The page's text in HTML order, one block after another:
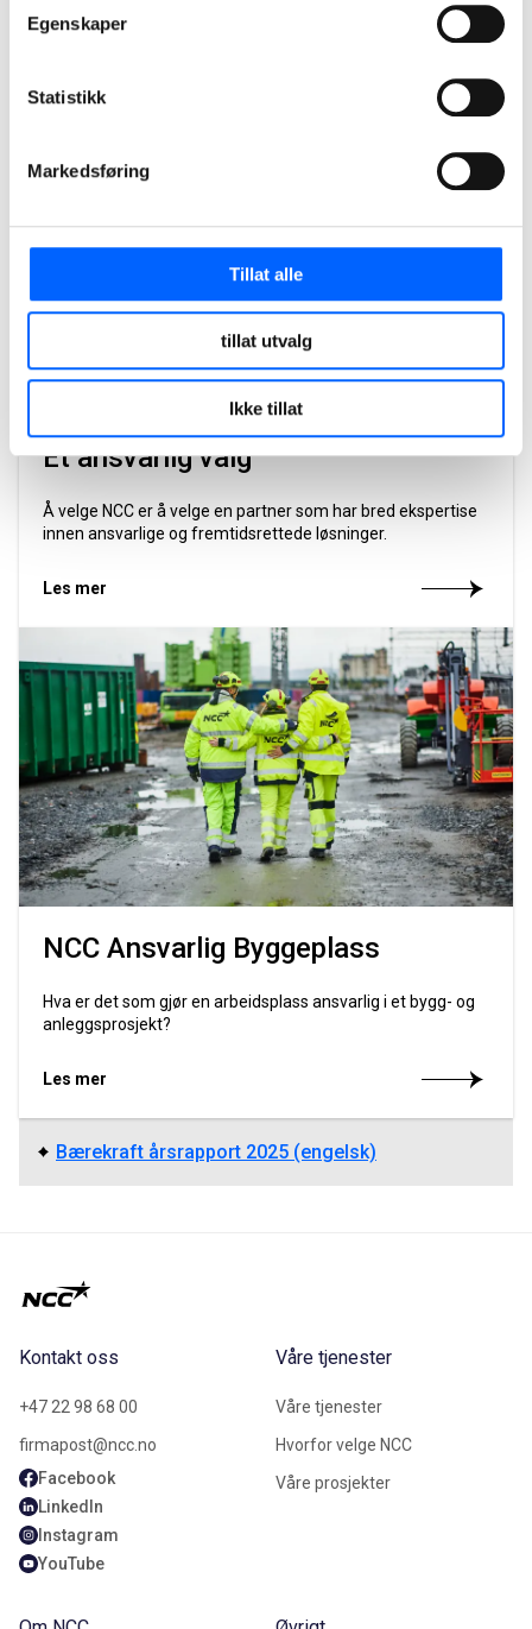
Egenskaper
Statistikk
Markedsføring
Tillat alle
tillat utvalg
Ikke tillat
NCCs mål, resultater og aktiviteter som får oss til å leve opp
Les mer
Et ansvarlig valg
Å velge NCC er å velge en partner som har bred ekspertise
innen ansvarlige og fremtidsrettede løsninger.
Les mer
NCC Ansvarlig Byggeplass
Hva er det som gjør en arbeidsplass ansvarlig i et bygg- og
anleggsprosjekt?
Les mer
Bærekraft årsrapport 2025 (engelsk)
Kontakt oss
+47 22 98 68 00
firmapost@ncc.no
Facebook
LinkedIn
Instagram
YouTube
Våre tjenester
Våre tjenester
Hvorfor velge NCC
Våre prosjekter